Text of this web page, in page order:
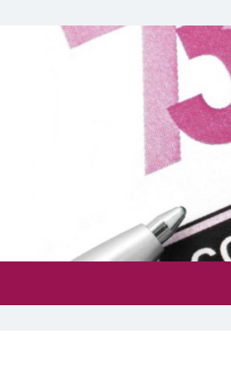
e fiscale